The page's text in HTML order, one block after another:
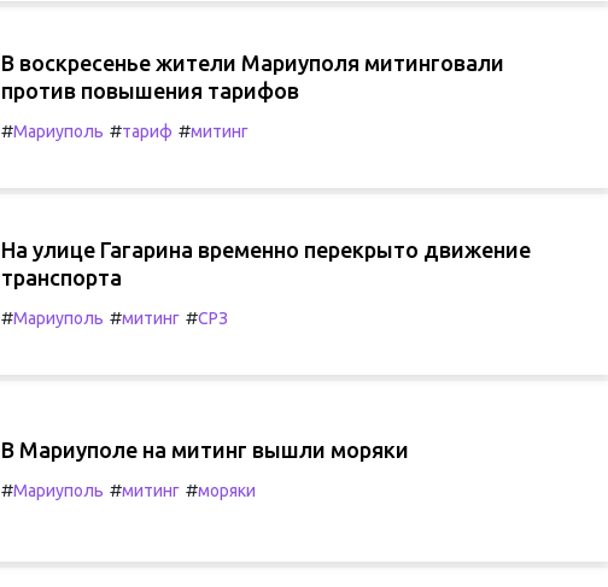
В воскресенье жители Мариуполя митинговали
против повышения тарифов
#Мариуполь #тариф #митинг
На улице Гагарина временно перекрыто движение
транспорта
#Мариуполь #митинг #СРЗ
В Мариуполе на митинг вышли моряки
#Мариуполь #митинг #моряки